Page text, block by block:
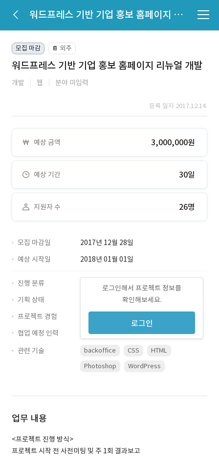
워드프레스 기반 기업 홍보 홈페이지 리뉴얼 개발
모집 마감 📔 외주
워드프레스 기반 기업 홍보 홈페이지 리뉴얼 개발
개발 웹 분야 미입력
등록 일자 2017.12.14.
예상 금액 3,000,000원
예상 기간 30일
지원자 수 26명
모집 마감일
2017년 12월 28일
예상 시작일
2018년 01월 01일
로그인해서 프로젝트 정보를
확인해보세요.
로그인
진행 분류
기획 상태
프로젝트 경험
협업 예정 인력
관련 기술
backoffice CSS
HTML
Photoshop
WordPress
업무 내용
<프로젝트 진행 방식>
프로젝트 시작 전 사전미팅 및 주 1회 결과보고